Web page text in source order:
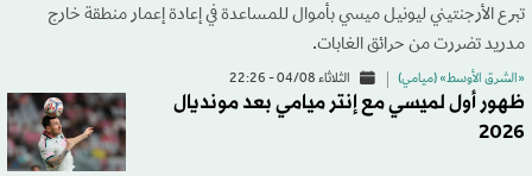
تبرع الأرجنتيني ليونيل ميسي بأموال للمساعدة في إعادة إعمار منطقة خارج
مدريد تضررت من حرائق الغابات.
«الشرق الأوسط» (ميامي) الثلاثاء 04/08 - 22:26
ظهور أول لميسي مع إنتر ميامي بعد مونديال
2026